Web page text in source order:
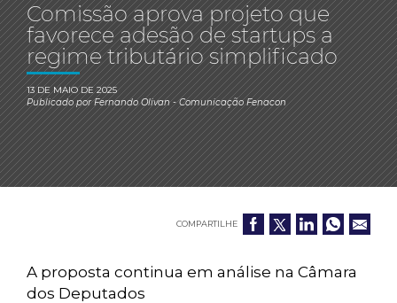
Comissão aprova projeto que
favorece adesão de startups a
regime tributário simplificado
13 DE MAIO DE 2025
Publicado porFernando Olivan- Comunicação Fenacon
COMPARTILHE
A proposta continua em análise na Câmara
dos Deputados